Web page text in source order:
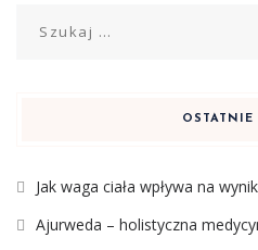
OSTATNIE
Jak waga ciała wpływa na
Ajurweda – holistyczna